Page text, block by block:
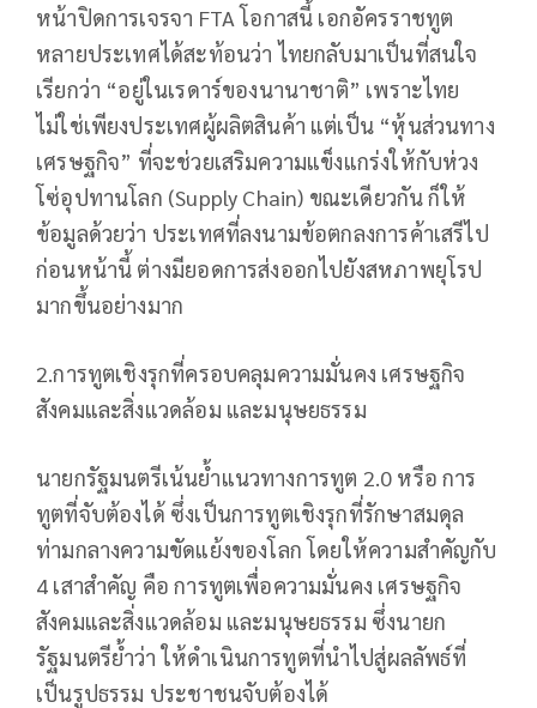
หน้าปิดการเจรจา FTA โอกาสนี้ เอกอัครราชทูต
หลายประเทศได้สะท้อนว่า ไทยกลับมาเป็นที่สนใจ
เรียกว่า “อยู่ในเรดาร์ของนานาชาติ” เพราะไทย
ไม่ใช่เพียงประเทศผู้ผลิตสินค้า แต่เป็น “หุ้นส่วนทาง
เศรษฐกิจ” ที่จะช่วยเสริมความแข็งแกร่งให้กับห่วง
โซ่อุปทานโลก (Supply Chain) ขณะเดียวกัน ก็ให้
ข้อมูลด้วยว่า ประเทศที่ลงนามข้อตกลงการค้าเสรีไป
ก่อนหน้านี้ ต่างมียอดการส่งออกไปยังสหภาพยุโรป
มากขึ้นอย่างมาก
2.การทูตเชิงรุกที่ครอบคลุมความมั่นคง เศรษฐกิจ
สังคมและสิ่งแวดล้อม และมนุษยธรรม
นายกรัฐมนตรีเน้นย้ำแนวทางการทูต 2.0 หรือ การ
ทูตที่จับต้องได้ ซึ่งเป็นการทูตเชิงรุกที่รักษาสมดุล
ท่ามกลางความขัดแย้งของโลก โดยให้ความสำคัญกับ
4 เสาสำคัญ คือ การทูตเพื่อความมั่นคง เศรษฐกิจ
สังคมและสิ่งแวดล้อม และมนุษยธรรม ซึ่งนายก
รัฐมนตรีย้ำว่า ให้ดำเนินการทูตที่นำไปสู่ผลลัพธ์ที่
เป็นรูปธรรม ประชาชนจับต้องได้